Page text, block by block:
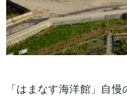
「はまなす海洋館」自